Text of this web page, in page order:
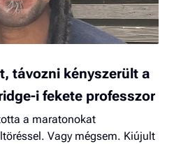
távozni kényszerült a
i fekete professzor
a maratonokat
Vagy mégsem. Kiújult